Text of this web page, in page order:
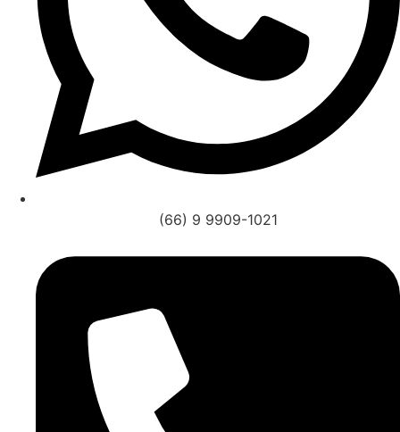
(66) 9 9909-1021